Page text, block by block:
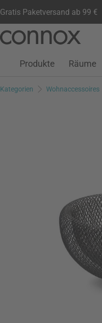
Gratis Paketversand ab 99 €
Kundenkonto
Wunschliste
Warenkorb
Produkte Räume
Kategorien Wohnaccessoires
Wunschliste hinzufügen